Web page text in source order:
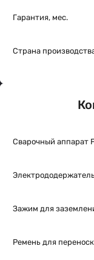
Гарантия, мес.
Страна
Сварочный аппарат
Зажим для
Ремень для